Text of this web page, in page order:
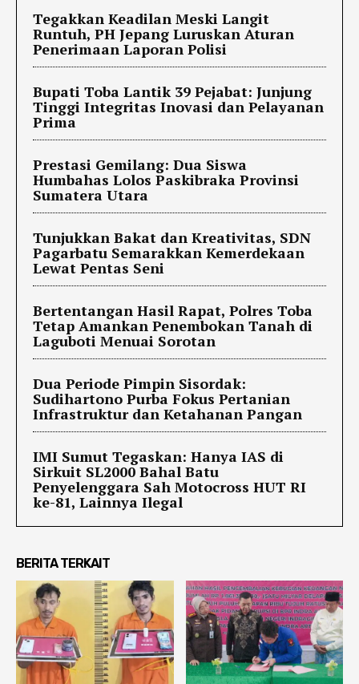
Tegakkan Keadilan Meski Langit
Runtuh, PH Jepang Luruskan Aturan
Penerimaan Laporan Polisi
Bupati Toba Lantik 39 Pejabat: Junjung
Tinggi Integritas Inovasi dan Pelayanan
Prima
Prestasi Gemilang: Dua Siswa
Humbahas Lolos Paskibraka Provinsi
Sumatera Utara
Tunjukkan Bakat dan Kreativitas, SDN
Pagarbatu Semarakkan Kemerdekaan
Lewat Pentas Seni
Bertentangan Hasil Rapat, Polres Toba
Tetap Amankan Penembokan Tanah di
Laguboti Menuai Sorotan
Dua Periode Pimpin Sisordak:
Sudihartono Purba Fokus Pertanian
Infrastruktur dan Ketahanan Pangan
IMI Sumut Tegaskan: Hanya IAS di
Sirkuit SL2000 Bahal Batu
Penyelenggara Sah Motocross HUT RI
ke-81, Lainnya Ilegal
BERITA TERKAIT